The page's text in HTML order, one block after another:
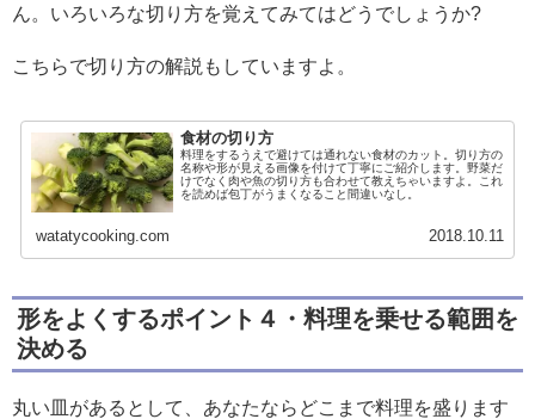
ん。いろいろな切り方を覚えてみてはどうでしょうか?
こちらで切り方の解説もしていますよ。
食材の切り方
料理をするうえで避けては通れない食材のカット。切り方の
名称や形が見える画像を付けて丁寧にご紹介します。野菜だ
けでなく肉や魚の切り方も合わせて教えちゃいますよ。これ
を読めば包丁がうまくなること間違いなし。
watatycooking.com 2018.10.11
形をよくするポイント４・料理を乗せる範囲を
決める
丸い皿があるとして、あなたならどこまで料理を盛ります